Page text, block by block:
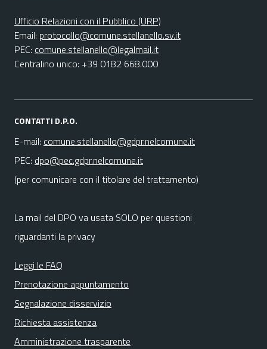
Ufficio Relazioni con il Pubblico (URP)
Email: protocollo@comune.stellanello.sv.it
PEC: comune.stellanello@legalmail.it
Centralino unico: +39 0182 668.000
CONTATTI D.P.O.
E-mail: comune.stellanello@gdpr.nelcomune.it
PEC: dpo@pec.gdpr.nelcomune.it
(per comunicare con il titolare del trattamento)
La mail del DPO va usata SOLO per questioni
riguardanti la privacy
Leggi le FAQ
Prenotazione appuntamento
Segnalazione disservizio
Richiesta assistenza
Amministrazione trasparente